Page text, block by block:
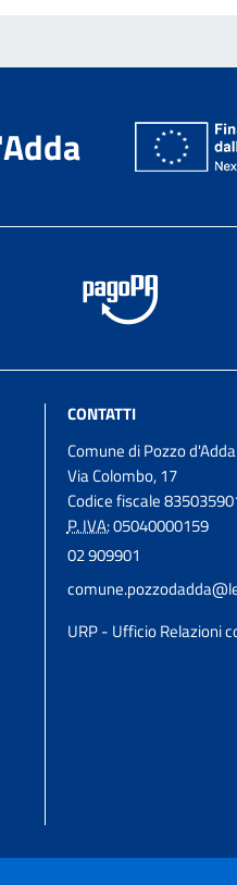
CONTATTI
Comune di Pozzo d'Adda
Via Colombo, 17
Codice fiscale
P. IVA:05040000159
02 909901
URP - Ufficio Relazioni